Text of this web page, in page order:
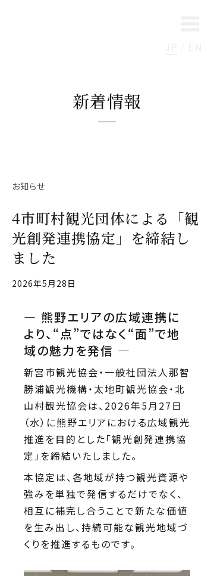
新着情報
お知らせ
4市町村観光団体による「観
光創発連携協定」を締結し
ました
2026年5月28日
― 熊野エリアの広域連携に
より、“点”ではなく“面”で地
域の魅力を発信 ―
新宮市観光協会・一般社団法人那智
勝浦観光機構・太地町観光協会・北
山村観光協会は、2026年5月27日
（水）に熊野エリアにおける広域観光
推進を目的とした「観光創発連携協
定」を締結いたしました。
本協定は、各地域が持つ観光資源や
強みを単独で発信するだけでなく、
相互に補完し合うことで新たな価値
を生み出し、持続可能な観光地域づ
くりを推進するものです。